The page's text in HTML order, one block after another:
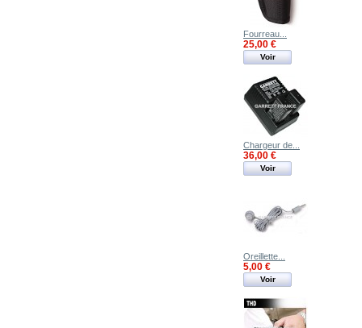
Fourreau...
25,00 €
Voir
Chargeur de...
36,00 €
Voir
Oreillette...
5,00 €
Voir